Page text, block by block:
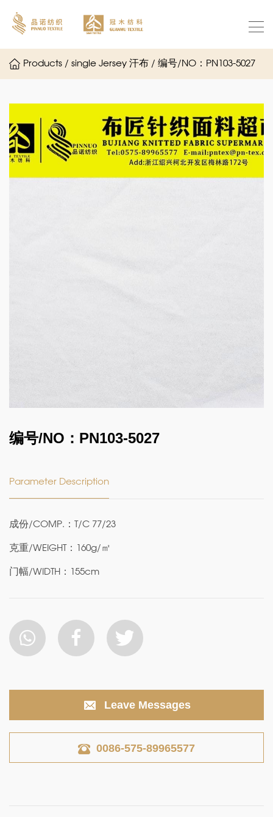
Products / single Jersey 汗布 / 编号/NO：PN103-5027
编号/NO：PN103-5027
Parameter Description
成份/COMP.：T/C 77/23
克重/WEIGHT：160g/㎡
门幅/WIDTH：155cm
Leave Messages
0086-575-89965577